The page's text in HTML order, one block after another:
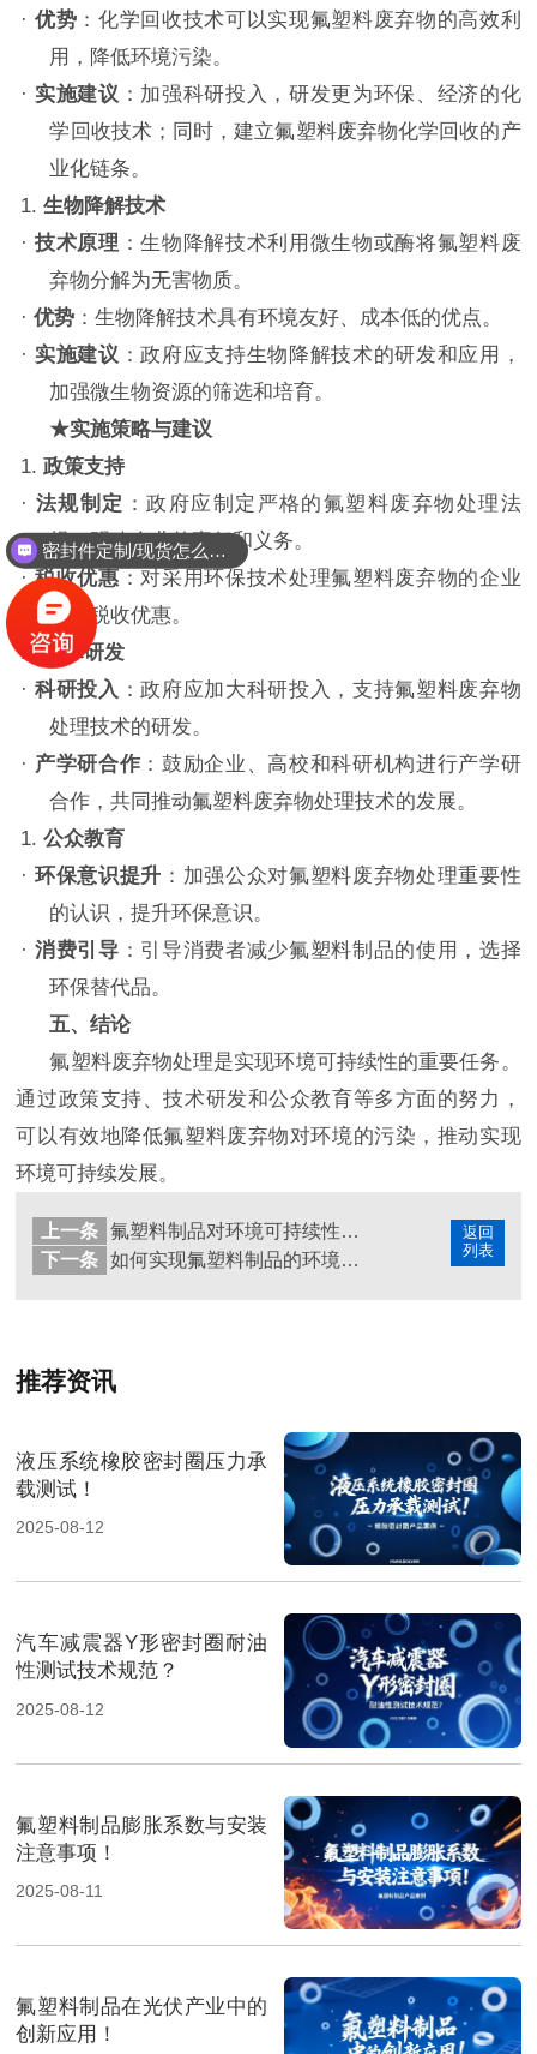
·优势 ：化学回收技术可以实现氟塑料废弃物的高效利
用，降低环境污染。
· 实施建议 ：加强科研投入，研发更为环保、经济的化
学回收技术；同时，建立氟塑料废弃物化学回收的产
业化链条。
1.生物降解技术
·技术原理 ：生物降解技术利用微生物或酶将氟塑料废
弃物分解为无害物质。
·优势 ：生物降解技术具有环境友好、成本低的优点。
· 实施建议 ：政府应支持生物降解技术的研发和应用，
加强微生物资源的筛选和培育。
★实施策略与建议
1.政策支持
· 法规制定 ：政府应制定严格的氟塑料废弃物处理法
规，明确企业的责任和义务。
·税收优惠 ：对采用环保技术处理氟塑料废弃物的企业
给予税收优惠。
1.技术研发
·科研投入 ：政府应加大科研投入，支持氟塑料废弃物
处理技术的研发。
· 产学研合作 ：鼓励企业、高校和科研机构进行产学研
合作，共同推动氟塑料废弃物处理技术的发展。
1.公众教育
·环保意识提升 ：加强公众对氟塑料废弃物处理重要性
的认识，提升环保意识。
·消费引导 ：引导消费者减少氟塑料制品的使用，选择
环保替代品。
五、结论
氟塑料废弃物处理是实现环境可持续性的重要任务。
通过政策支持、技术研发和公众教育等多方面的努力，
可以有效地降低氟塑料废弃物对环境的污染，推动实现
环境可持续发展。
返回
列表
上一条
氟塑料制品对环境可持续性的影响与解决方案！
下一条
如何实现氟塑料制品的环境可持续性？
推荐资讯
液压系统橡胶密封圈压力承
载测试！
2025-08-12
汽车减震器Y形密封圈耐油
性测试技术规范？
2025-08-12
氟塑料制品膨胀系数与安装
注意事项！
2025-08-11
氟塑料制品在光伏产业中的
创新应用！
密封件定制/现货怎么报价，起订量多少？